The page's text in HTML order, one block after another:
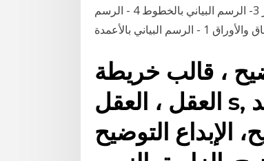
مجموعة البيانات. 1- الرسم البياني بالأعمدة 2- الرسم البياني بالصور 3- الرسم البياني بالخطوط 4 - الرسم
، قالب خريطة
العقل ، العقل s, الزاوية, النص, اليد png ثلاثة
الإبداع التوضيح